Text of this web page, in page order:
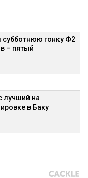
субботнюю гонку Ф2
– пятый
лучший на
в Баку